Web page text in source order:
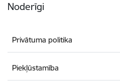
Noderīgi
Privātuma politika
Piekļūstamība